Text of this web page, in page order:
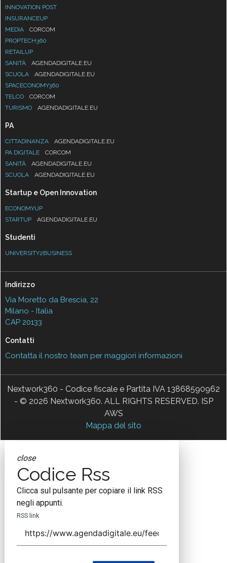
INNOVATION POST
INSURANCEUP
MEDIA
CORCOM
PROPTECH360
RETAILUP
SANITÀ
AGENDADIGITALE.EU
SCUOLA
AGENDADIGITALE.EU
SPACECONOMY360
TELCO
CORCOM
TURISMO
AGENDADIGITALE.EU
PA
CITTADINANZA
AGENDADIGITALE.EU
PA DIGITALE
CORCOM
SANITÀ
AGENDADIGITALE.EU
SCUOLA
AGENDADIGITALE.EU
Startup e Open Innovation
ECONOMYUP
STARTUP
AGENDADIGITALE.EU
Studenti
UNIVERSITY2BUSINESS
Indirizzo
Via Moretto da Brescia, 22
Milano - Italia
CAP 20133
Contatti
Contatta il nostro team per maggiori informazioni
Nextwork360 - Codice fiscale e Partita IVA 13868590962
- © 2026 Nextwork360. ALL RIGHTS RESERVED. ISP
AWS
Mappa del sito
close
Codice Rss
Clicca sul pulsante per copiare il link RSS
negli appunti.
RSS link